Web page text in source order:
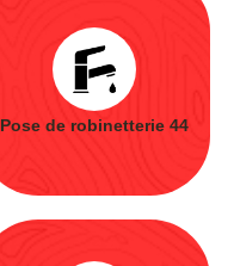
Pose de robinetterie 44